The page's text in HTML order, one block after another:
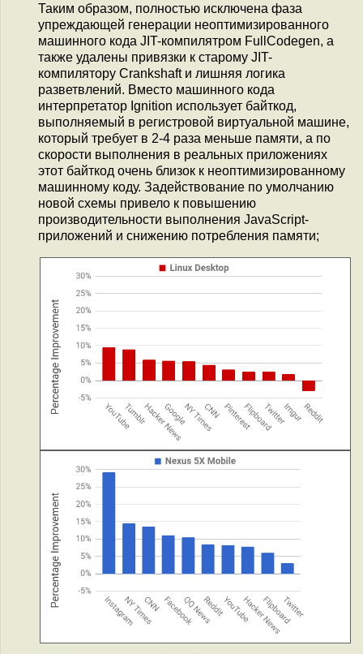
Таким образом, полностью исключена фаза
упреждающей генерации неоптимизированного
машинного кода JIT-компилятром FullCodegen, а
также удалены привязки к старому JIT-
компилятору Crankshaft и лишняя логика
разветвлений. Вместо машинного кода
интерпретатор Ignition использует байткод,
выполняемый в регистровой виртуальной машине,
который требует в 2-4 раза меньше памяти, а по
скорости выполнения в реальных приложениях
этот байткод очень близок к неоптимизированному
машинному коду. Задействование по умолчанию
новой схемы привело к повышению
производительности выполнения JavaScript-
приложений и снижению потребления памяти;